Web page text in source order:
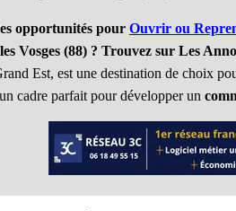
opportunités pour Ouvrir ou
Vosges (88) ? Trouvez sur Les
Est, est une destination de choix
cadre parfait pour développer un